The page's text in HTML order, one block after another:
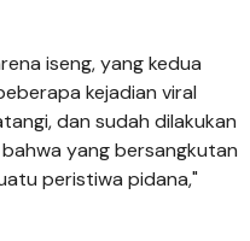
iseng, yang kedua
kejadian viral
dan sudah dilakukan
yang bersangkutan
peristiwa pidana,"